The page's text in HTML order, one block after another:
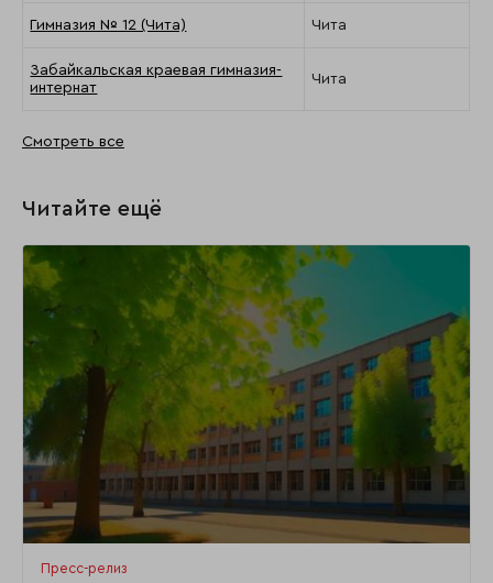
Гимназия № 12 (Чита) Чита
Забайкальская краевая гимназия-
интернат
Чита
Смотреть все
Читайте ещё
Пресс-релиз